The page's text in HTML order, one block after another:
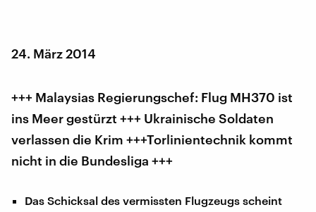
24. März 2014
+++ Malaysias Regierungschef: Flug MH370 ist
ins Meer gestürzt +++ Ukrainische Soldaten
verlassen die Krim +++Torlinientechnik kommt
nicht in die Bundesliga +++
Das Schicksal des vermissten Flugzeugs scheint